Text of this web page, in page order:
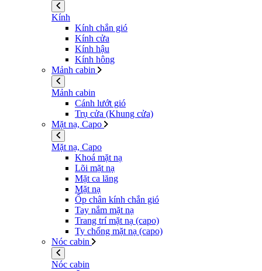
Kính
Kính chắn gió
Kính cửa
Kính hậu
Kính hông
Mảnh cabin
Mảnh cabin
Cánh lướt gió
Trụ cửa (Khung cửa)
Mặt nạ, Capo
Mặt nạ, Capo
Khoá mặt nạ
Lõi mặt nạ
Mặt ca lăng
Mặt nạ
Ốp chân kính chắn gió
Tay nắm mặt nạ
Trang trí mặt nạ (capo)
Ty chống mặt nạ (capo)
Nóc cabin
Nóc cabin